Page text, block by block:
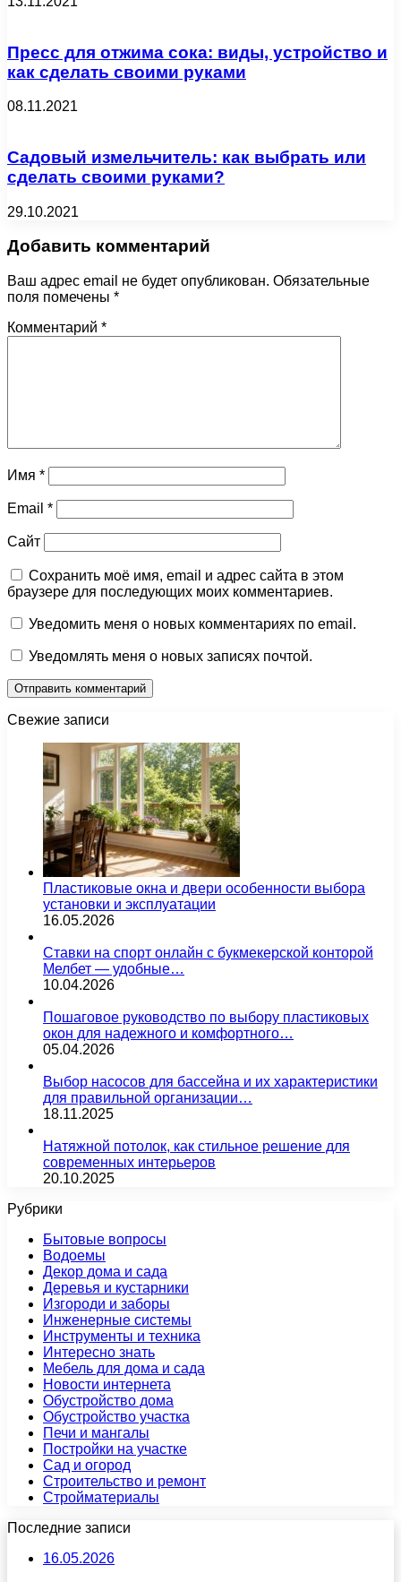
Пресс для отжима сока: виды, устройство и
как сделать своими руками
08.11.2021
Садовый измельчитель: как выбрать или
сделать своими руками?
29.10.2021
Добавить комментарий
Ваш адрес email не будет опубликован. Обязательные
поля помечены *
Комментарий *
Имя *
Email *
Сайт
Сохранить моё имя, email и адрес сайта в этом
браузере для последующих моих комментариев.
Уведомить меня о новых комментариях по email.
Уведомлять меня о новых записях почтой.
Свежие записи
Пластиковые окна и двери особенности выбора
установки и эксплуатации
16.05.2026
Ставки на спорт онлайн с букмекерской конторой
Мелбет — удобные…
10.04.2026
Пошаговое руководство по выбору пластиковых
окон для надежного и комфортного…
05.04.2026
Выбор насосов для бассейна и их характеристики
для правильной организации…
18.11.2025
Натяжной потолок, как стильное решение для
современных интерьеров
20.10.2025
Рубрики
Бытовые вопросы
Водоемы
Декор дома и сада
Деревья и кустарники
Изгороди и заборы
Инженерные системы
Инструменты и техника
Интересно знать
Мебель для дома и сада
Новости интернета
Обустройство дома
Обустройство участка
Печи и мангалы
Постройки на участке
Сад и огород
Строительство и ремонт
Стройматериалы
Последние записи
16.05.2026